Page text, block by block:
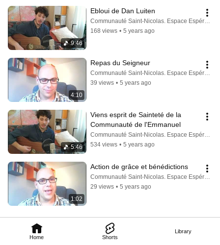
Home Shorts
Library
9:46
Ebloui de Dan Luiten
Communauté Saint-Nicolas. Espace Espérance
168 views • 5 years ago
4:10
Repas du Seigneur
Communauté Saint-Nicolas. Espace Espérance
39 views • 5 years ago
5:46
Viens esprit de Sainteté de la
Communauté de l'Emmanuel
Communauté Saint-Nicolas. Espace Espérance
534 views • 5 years ago
1:02
Action de grâce et bénédictions
Communauté Saint-Nicolas. Espace Espérance
29 views • 5 years ago